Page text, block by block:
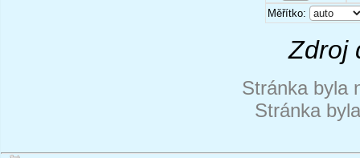
Měřítko:
Zdroj
Stránka byla
Stránka